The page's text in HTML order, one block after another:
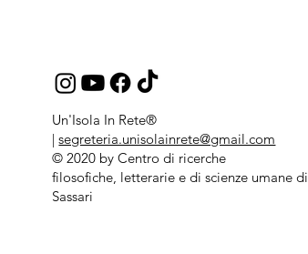
Un'Isola In Rete®
|segreteria.unisolainrete@gmail.com
© 2020 by Centro di ricerche
filosofiche, letterarie e di scienze umane di
Sassari